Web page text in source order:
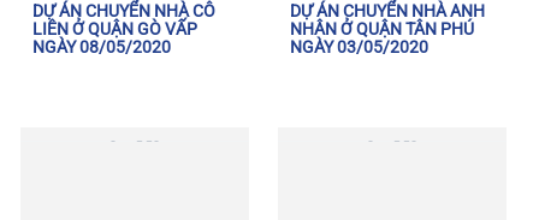
DỰ ÁN CHUYỂN NHÀ CÔ
LIÊN Ở QUẬN GÒ VẤP
NGÀY 08/05/2020
DỰ ÁN CHUYỂN NHÀ ANH
NHÂN Ở QUẬN TÂN PHÚ
NGÀY 03/05/2020